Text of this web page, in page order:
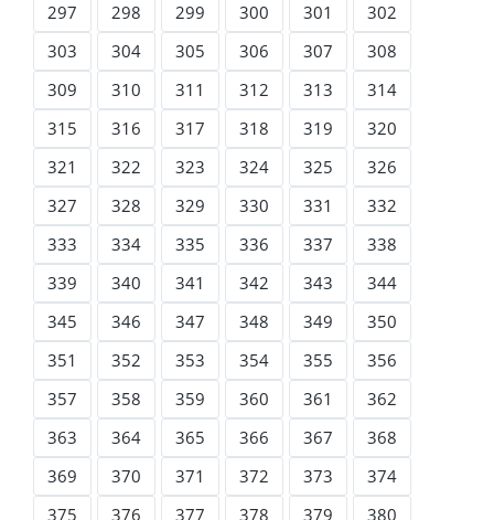
297
298 299 300 301
302
303
304 305 306 307
308
309
310 311 312 313
314
315
316 317 318 319
320
321
322 323 324 325
326
327
328 329 330 331
332
333
334 335 336 337
338
339
340 341 342 343
344
345
346 347 348 349
350
351
352 353 354 355
356
357
358 359 360 361
362
363
364 365 366 367
368
369
370 371 372 373
374
375
376 377 378 379 380